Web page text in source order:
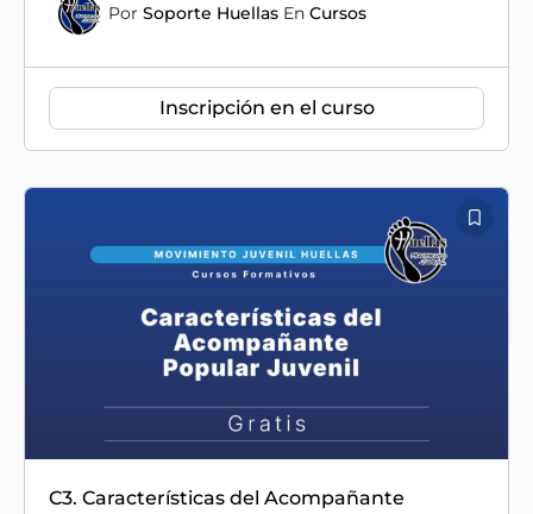
Por Soporte Huellas En Cursos
Inscripción en el curso
C3. Características del Acompañante